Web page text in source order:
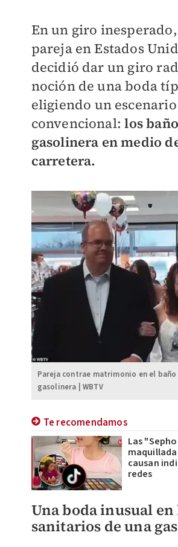
En un giro
pareja en Estados
decidió dar un giro
noción de una boda
eligiendo un
convencional:los
gasolinera en medio
carretera.
Pareja contrae matrimonio en el baño
gasolinera | WBTV
Te recomendamos
Las
causan
redes
Una boda inusual en
sanitarios de una